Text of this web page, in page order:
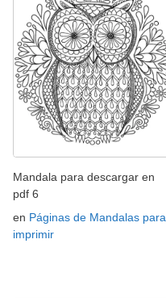
Mandala para descargar en
pdf 6
en Páginas de Mandalas para
imprimir